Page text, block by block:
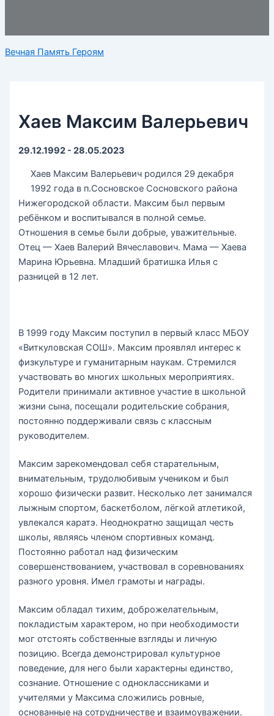
Вечная Память Героям
Хаев Максим Валерьевич
29.12.1992 - 28.05.2023
Хаев Максим Валерьевич родился 29 декабря
1992 года в п.Сосновское Сосновского района
Нижегородской области. Максим был первым
ребёнком и воспитывался в полной семье.
Отношения в семье были добрые, уважительные.
Отец — Хаев Валерий Вячеславович. Мама — Хаева
Марина Юрьевна. Младший братишка Илья с
разницей в 12 лет.
В 1999 году Максим поступил в первый класс МБОУ
«Виткуловская СОШ». Максим проявлял интерес к
физкультуре и гуманитарным наукам. Стремился
участвовать во многих школьных мероприятиях.
Родители принимали активное участие в школьной
жизни сына, посещали родительские собрания,
постоянно поддерживали связь с классным
руководителем.
Максим зарекомендовал себя старательным,
внимательным, трудолюбивым учеником и был
хорошо физически развит. Несколько лет занимался
лыжным спортом, баскетболом, лёгкой атлетикой,
увлекался каратэ. Неоднократно защищал честь
школы, являясь членом спортивных команд.
Постоянно работал над физическим
совершенствованием, участвовал в соревнованиях
разного уровня. Имел грамоты и награды.
Максим обладал тихим, доброжелательным,
покладистым характером, но при необходимости
мог отстоять собственные взгляды и личную
позицию. Всегда демонстрировал культурное
поведение, для него были характерны единство,
сознание. Отношение с одноклассниками и
учителями у Максима сложились ровные,
основанные на сотрудничестве и взаимоуважении.